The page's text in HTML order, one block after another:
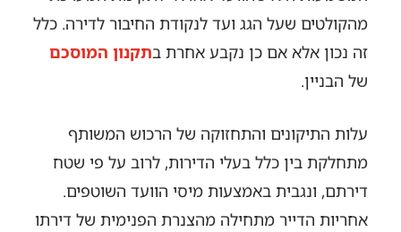
מהקולטים שעל הגג ועד לנקודת החיבור לדירה. כלל
זה נכון אלא אם כן נקבע אחרת בתקנון המוסכם
של הבניין.
עלות התיקונים והתחזוקה של הרכוש המשותף
מתחלקת בין כלל בעלי הדירות, לרוב על פי שטח
דירתם, ונגבית באמצעות מיסי הוועד השוטפים.
אחריות הדייר מתחילה מהצנרת הפנימית של דירתו